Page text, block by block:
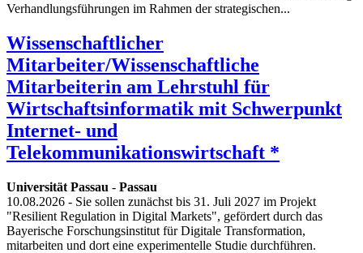
Verhandlungsführungen im Rahmen der strategischen...
Wissenschaftlicher
Mitarbeiter/Wissenschaftliche
Mitarbeiterin am Lehrstuhl für
Wirtschaftsinformatik mit Schwerpunkt
Internet- und
Telekommunikationswirtschaft *
Universität Passau - Passau
10.08.2026 - Sie sollen zunächst bis 31. Juli 2027 im Projekt
"Resilient Regulation in Digital Markets", gefördert durch das
Bayerische Forschungsinstitut für Digitale Transformation,
mitarbeiten und dort eine experimentelle Studie durchführen.